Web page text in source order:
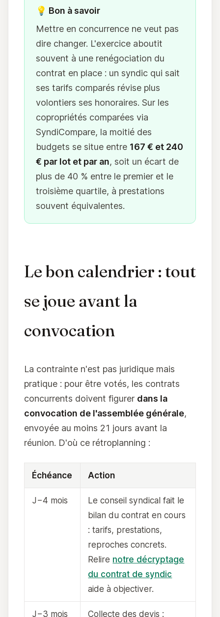
💡 Bon à savoir
Mettre en concurrence ne veut pas
dire changer. L'exercice aboutit
souvent à une renégociation du
contrat en place : un syndic qui sait
ses tarifs comparés révise plus
volontiers ses honoraires. Sur les
copropriétés comparées via
SyndiCompare, la moitié des
budgets se situe entre 167 € et 240
€ par lot et par an, soit un écart de
plus de 40 % entre le premier et le
troisième quartile, à prestations
souvent équivalentes.
Le bon calendrier : tout
se joue avant la
convocation
La contrainte n'est pas juridique mais
pratique : pour être votés, les contrats
concurrents doivent figurer dans la
convocation de l'assemblée générale,
envoyée au moins 21 jours avant la
réunion. D'où ce rétroplanning :
Échéance Action
J−4 mois
Le conseil syndical fait le
bilan du contrat en cours
: tarifs, prestations,
reproches concrets.
Relire notre décryptage
du contrat de syndic
aide à objectiver.
J−3 mois Collecte des devis :